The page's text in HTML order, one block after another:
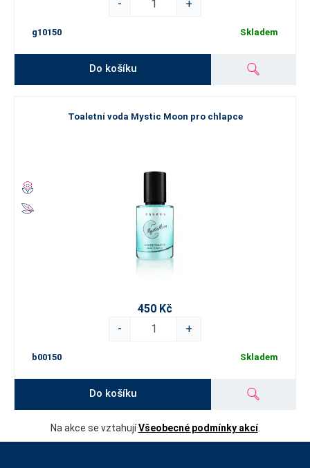
-
+
g10150 Skladem
Do košíku
Toaletní voda Mystic Moon pro chlapce
450 Kč
-
+
b00150 Skladem
Do košíku
Na akce se vztahujíVšeobecné podmínky akcí.